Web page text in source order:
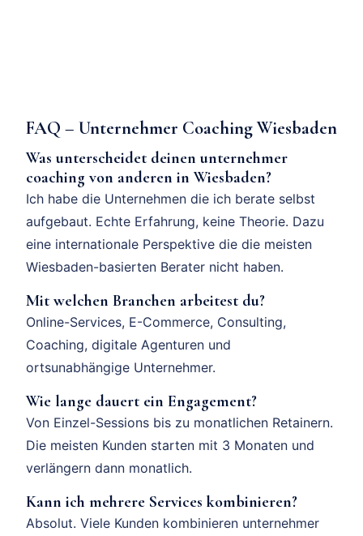
FAQ – Unternehmer Coaching Wiesbaden
Was unterscheidet deinen unternehmer
coaching von anderen in Wiesbaden?
Ich habe die Unternehmen die ich berate selbst
aufgebaut. Echte Erfahrung, keine Theorie. Dazu
eine internationale Perspektive die die meisten
Wiesbaden-basierten Berater nicht haben.
Mit welchen Branchen arbeitest du?
Online-Services, E-Commerce, Consulting,
Coaching, digitale Agenturen und
ortsunabhängige Unternehmer.
Wie lange dauert ein Engagement?
Von Einzel-Sessions bis zu monatlichen Retainern.
Die meisten Kunden starten mit 3 Monaten und
verlängern dann monatlich.
Kann ich mehrere Services kombinieren?
Absolut. Viele Kunden kombinieren unternehmer